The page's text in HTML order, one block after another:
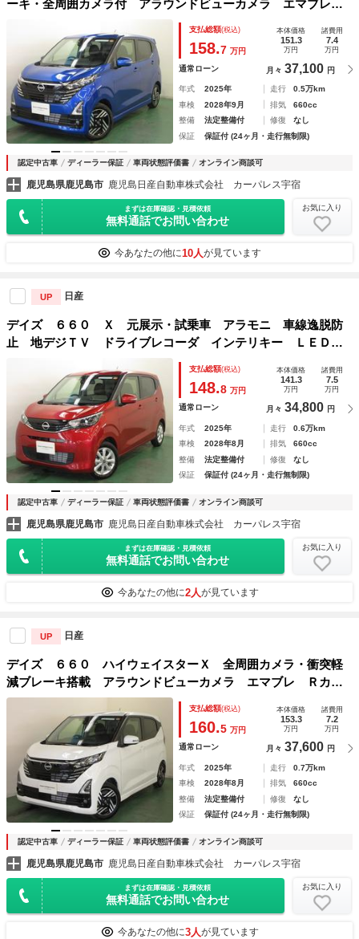
ーキ・全周囲カメラ付 アラウンドビューカメラ エマブレ
Ｒカメラ セキュリティ サイドエアバック スマートキー
Ｗエアバック ＬＥＤライト ハイビームアシスト ナビ・Ｔ
Ｖ フルセグ
支払総額(税込)
158.7 万円
本体価格
151.3
万円
諸費用
7.4
万円
通常ローン 月々 37,100 円
年式 2025年 走行
0.5万km
車検
2028年9月 排気
660cc
整備
法定整備付 修復
なし
保証
保証付 (24ヶ月・走行無制限)
認定中古車 ディーラー保証 車両状態評価書 オンライン商談可
鹿児島県鹿児島市 鹿児島日産自動車株式会社 カーパレス宇宿
まずは在庫確認・見積依頼
無料通話でお問い合わせ
お気に入り
今あなたの他に10人が見ています
UP 日産
デイズ ６６０ Ｘ 元展示・試乗車 アラモニ 車線逸脱防
止 地デジＴＶ ドライブレコーダ インテリキー ＬＥＤヘ
ッドランプ バックカメラ ハイビームＡ 盗難警報装置 助
手席エアバック ナビＴＶ 運転席エアバッグ キーレス
支払総額(税込)
148.8 万円
本体価格
141.3
万円
諸費用
7.5
万円
通常ローン 月々 34,800 円
年式 2025年 走行
0.6万km
車検
2028年8月 排気
660cc
整備
法定整備付 修復
なし
保証
保証付 (24ヶ月・走行無制限)
認定中古車 ディーラー保証 車両状態評価書 オンライン商談可
鹿児島県鹿児島市 鹿児島日産自動車株式会社 カーパレス宇宿
まずは在庫確認・見積依頼
無料通話でお問い合わせ
お気に入り
今あなたの他に2人が見ています
UP 日産
デイズ ６６０ ハイウェイスターＸ 全周囲カメラ・衝突軽
減ブレーキ搭載 アラウンドビューカメラ エマブレ Ｒカメ
ラ セキュリティ サイドエアバック スマートキー Ｗエア
バック ＬＥＤライト ハイビームアシスト ナビ・ＴＶ Ａ
ストップ
支払総額(税込)
160.5 万円
本体価格
153.3
万円
諸費用
7.2
万円
通常ローン 月々 37,600 円
年式 2025年 走行
0.7万km
車検
2028年8月 排気
660cc
整備
法定整備付 修復
なし
保証
保証付 (24ヶ月・走行無制限)
認定中古車 ディーラー保証 車両状態評価書 オンライン商談可
鹿児島県鹿児島市 鹿児島日産自動車株式会社 カーパレス宇宿
まずは在庫確認・見積依頼
無料通話でお問い合わせ
お気に入り
今あなたの他に3人が見ています